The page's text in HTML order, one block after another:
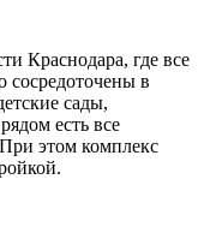
Краснодара, где все
сосредоточены в
сады,
есть все
этом комплекс